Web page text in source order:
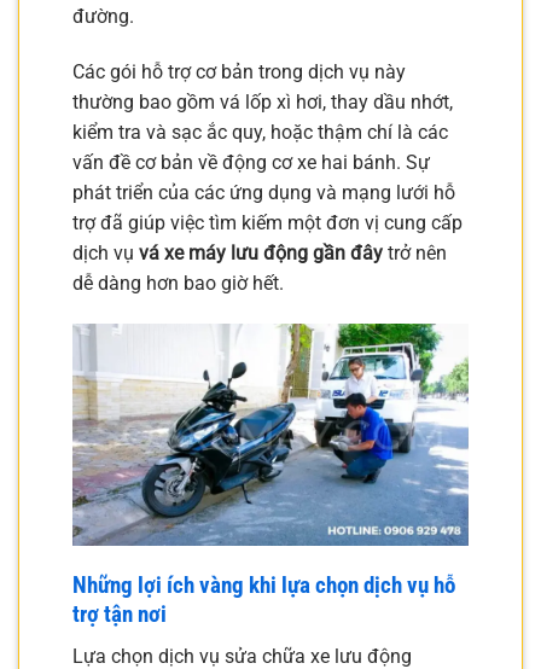
đường.
Các gói hỗ trợ cơ bản trong dịch vụ này
thường bao gồm vá lốp xì hơi, thay dầu nhớt,
kiểm tra và sạc ắc quy, hoặc thậm chí là các
vấn đề cơ bản về động cơ xe hai bánh. Sự
phát triển của các ứng dụng và mạng lưới hỗ
trợ đã giúp việc tìm kiếm một đơn vị cung cấp
dịch vụ vá xe máy lưu động gần đây trở nên
dễ dàng hơn bao giờ hết.
Những lợi ích vàng khi lựa chọn dịch vụ hỗ
trợ tận nơi
Lựa chọn dịch vụ sửa chữa xe lưu động